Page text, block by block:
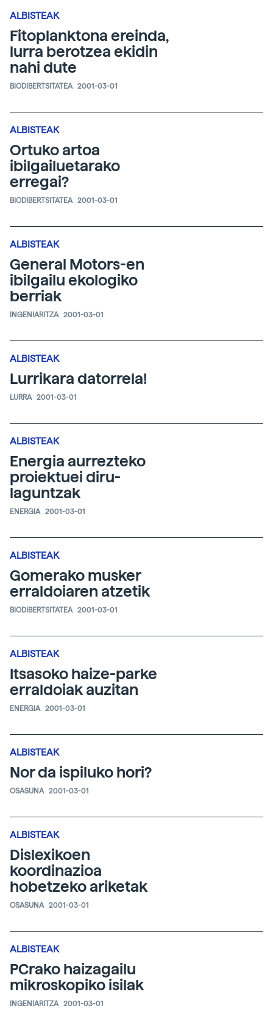
ALBISTEAK
Fitoplanktona ereinda,
lurra berotzea ekidin
nahi dute
BIODIBERTSITATEA 2001-03-01
ALBISTEAK
Ortuko artoa
ibilgailuetarako
erregai?
BIODIBERTSITATEA 2001-03-01
ALBISTEAK
General Motors-en
ibilgailu ekologiko
berriak
INGENIARITZA 2001-03-01
ALBISTEAK
Lurrikara datorrela!
LURRA 2001-03-01
ALBISTEAK
Energia aurrezteko
proiektuei diru-
laguntzak
ENERGIA 2001-03-01
ALBISTEAK
Gomerako musker
erraldoiaren atzetik
BIODIBERTSITATEA 2001-03-01
ALBISTEAK
Itsasoko haize-parke
erraldoiak auzitan
ENERGIA 2001-03-01
ALBISTEAK
Nor da ispiluko hori?
OSASUNA 2001-03-01
ALBISTEAK
Dislexikoen
koordinazioa
hobetzeko ariketak
OSASUNA 2001-03-01
ALBISTEAK
PCrako haizagailu
mikroskopiko isilak
INGENIARITZA 2001-03-01